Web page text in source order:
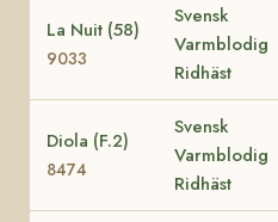
La Nuit (58)
9033
Svensk
Varmblodig
Ridhäst
Diola (F.2)
8474
Svensk
Varmblodig
Ridhäst